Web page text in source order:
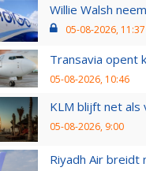
Willie Walsh
05-08-2026, 11:37
Transavia opent
05-08-2026, 10:46
KLM blijft net als
05-08-2026, 9:00
Riyadh Air